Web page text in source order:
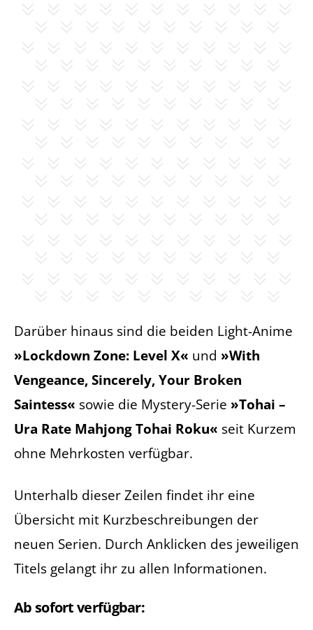
Darüber hinaus sind die beiden Light-Anime
»Lockdown Zone: Level X« und »With
Vengeance, Sincerely, Your Broken
Saintess« sowie die Mystery-Serie »Tohai –
Ura Rate Mahjong Tohai Roku« seit Kurzem
ohne Mehrkosten verfügbar.
Unterhalb dieser Zeilen findet ihr eine
Übersicht mit Kurzbeschreibungen der
neuen Serien. Durch Anklicken des jeweiligen
Titels gelangt ihr zu allen Informationen.
Ab sofort verfügbar: